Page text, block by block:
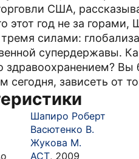
США,
этот год не за
силами:
супердержавы.
здравоохранением?
сегодня, зависеть от
Шапиро Роберт
Васютенко В.
Жукова М.
АСТ, 2009